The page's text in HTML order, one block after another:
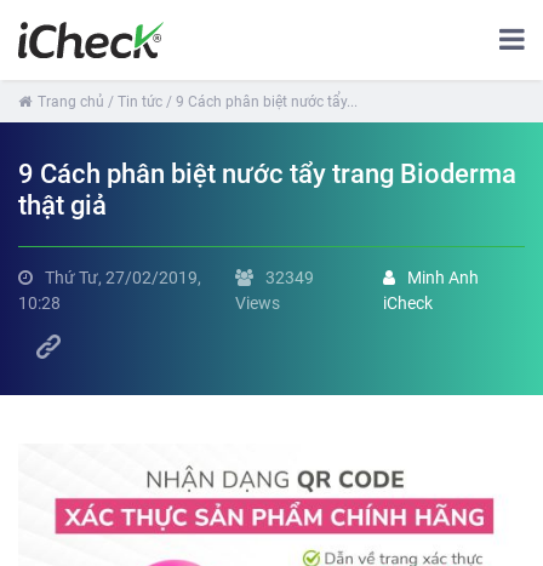
Trang chủ / Tin tức / 9 Cách phân biệt nước tẩy...
9 Cách phân biệt nước tẩy trang Bioderma
thật giả
Thứ Tư, 27/02/2019,
10:28
32349
Views
Minh Anh
iCheck